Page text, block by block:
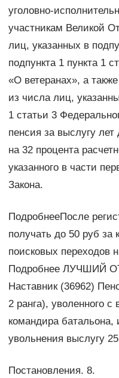
уголовно-
участникам Великой
лиц, указанных в
подпункта 1 пункта 1
«О ветеранах», а
из числа лиц,
1 статьи 3
пенсия за выслугу
на 32 процента
указанного в части
Закона.
ПодробнееПосле
получать до 50 руб за
поисковых переходов
Подробнее ЛУЧШИЙ
Наставник (36962)
2 ранга), уволенного
командира
увольнения выслугу 25
Постановления. 8.